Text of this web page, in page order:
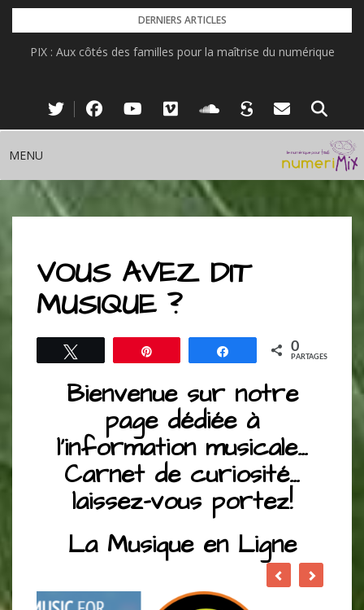
Skip
content
DERNIERS ARTICLES
PIX : Aux côtés des familles pour la maîtrise du numérique
MENU
VOUS AVEZ DIT
MUSIQUE ?
Partagez 0
PARTAGES
Bienvenue sur notre
page dédiée à
l’information musicale…
Carnet de curiosité…
laissez-vous portez!
La Musique en Ligne